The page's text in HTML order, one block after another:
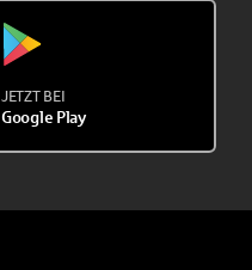
JETZT BEI
Google Play